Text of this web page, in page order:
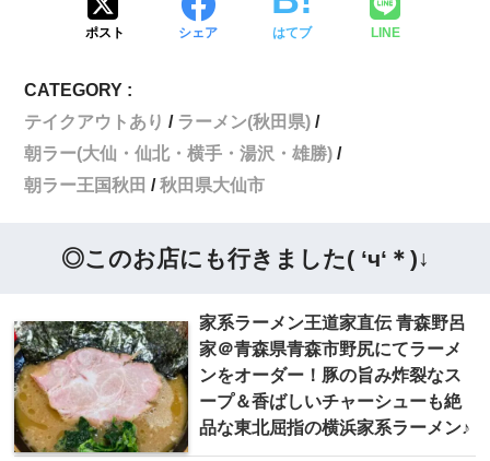
ポスト シェア はてブ LINE
CATEGORY :
テイクアウトあり
ラーメン(秋田県)
朝ラー(大仙・仙北・横手・湯沢・雄勝)
朝ラー王国秋田
秋田県大仙市
◎このお店にも行きました( ‘ч‘＊)↓
家系ラーメン王道家直伝 青森野呂
家＠青森県青森市野尻にてラーメ
ンをオーダー！豚の旨み炸裂なス
ープ＆香ばしいチャーシューも絶
品な東北屈指の横浜家系ラーメン♪